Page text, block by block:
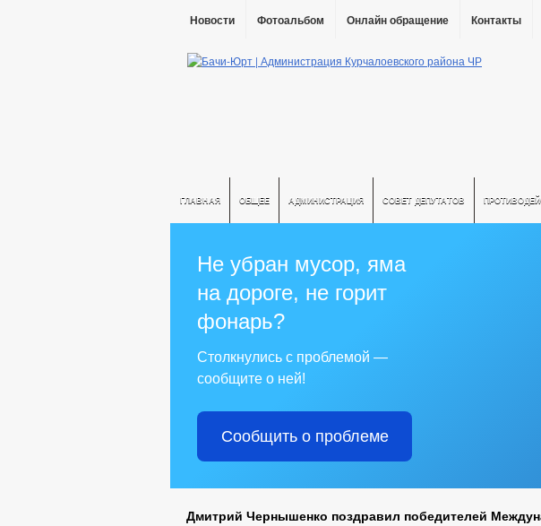
Новости Фотоальбом Онлайн обращение Контакты
ГЛАВНАЯ ОБЩЕЕ АДМИНИСТРАЦИЯ СОВЕТ ДЕПУТАТОВ
Не убран мусор, яма
на дороге, не горит
фонарь?
Столкнулись с проблемой —
сообщите о ней!
Сообщить о проблеме
Дмитрий Чернышенко поздравил победителей